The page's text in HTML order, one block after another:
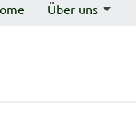
Über uns